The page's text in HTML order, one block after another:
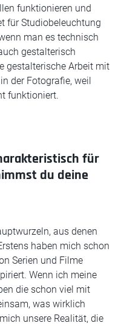
funktionieren und
für Studiobeleuchtung
man es technisch
gestalterisch
gestalterische Arbeit mit
der Fotografie, weil
funktioniert.
für
du deine
aus denen
haben mich schon
Serien und Filme
Wenn ich meine
die schon viel mit
was wirklich
unsere Realität, die